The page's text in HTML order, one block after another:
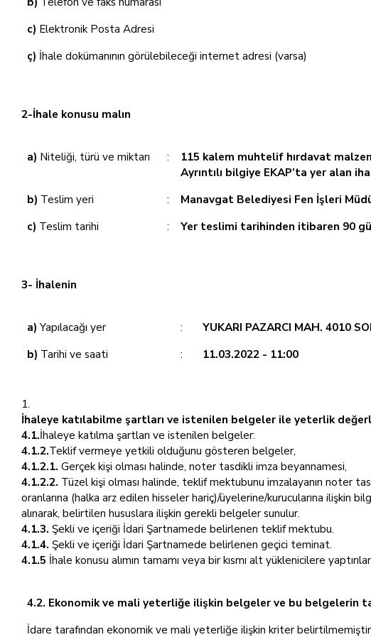
c) Elektronik Posta Adresi
ç) İhale dokümanının görülebileceği internet adresi (varsa)
2-İhale konusu malın
a) Niteliği, türü ve miktarı :
115 kalem muhtelif hırdavat
Ayrıntılı bilgiye EKAP’ta yer alan
b) Teslim yeri :
Manavgat Belediyesi Fen İşleri
c) Teslim tarihi : Yer teslimi tarihinden itibaren 90
3- İhalenin
a)Yapılacağı yer :
YUKARI PAZARCI MAH. 4010
b) Tarihi ve saati : 11.03.2022 - 11:00
İhaleye katılabilme şartları ve istenilen belgeler ile yeterlik
4.1.İhaleye katılma şartları ve istenilen belgeler:
4.1.2.Teklif vermeye yetkili olduğunu gösteren belgeler,
4.1.2.1. Gerçek kişi olması halinde, noter tasdikli imza beyannamesi,
4.1.2.2. Tüzel kişi olması halinde, teklif mektubunu imzalayanın noter
oranlarına (halka arz edilen hisseler hariç)/üyelerine/kurucularına ilişkin
alınarak, belirtilen hususlara ilişkin gerekli belgeler sunulur.
4.1.3. Şekli ve içeriği İdari Şartnamede belirlenen teklif mektubu.
4.1.4. Şekli ve içeriği İdari Şartnamede belirlenen geçici teminat.
4.1.5 İhale konusu alımın tamamı veya bir kısmı alt yüklenicilere
4.2. Ekonomik ve mali yeterliğe ilişkin belgeler ve bu belgelerin
İdare tarafından ekonomik ve mali yeterliğe ilişkin kriter